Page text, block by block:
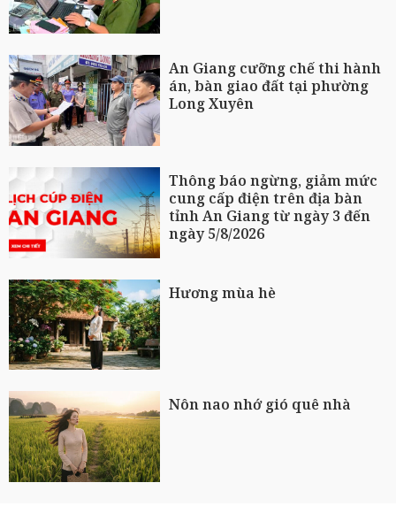
An Giang cưỡng chế thi hành
án, bàn giao đất tại phường
Long Xuyên
Thông báo ngừng, giảm mức
cung cấp điện trên địa bàn
tỉnh An Giang từ ngày 3 đến
ngày 5/8/2026
Hương mùa hè
Nôn nao nhớ gió quê nhà